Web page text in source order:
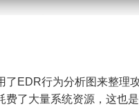
了EDR行为分析图来整理
费了大量系统资源，这也